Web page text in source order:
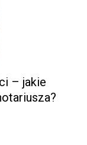
– jakie